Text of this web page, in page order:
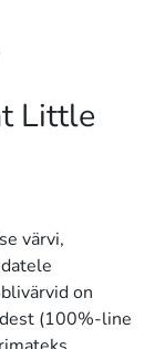
Little
värvi,
on
(100%-line